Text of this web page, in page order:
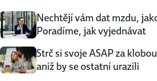
Nechtějí vám dat mzdu,
Poradíme, jak vyjednávat
Strč si svoje ASAP za
aniž by se ostatní urazili